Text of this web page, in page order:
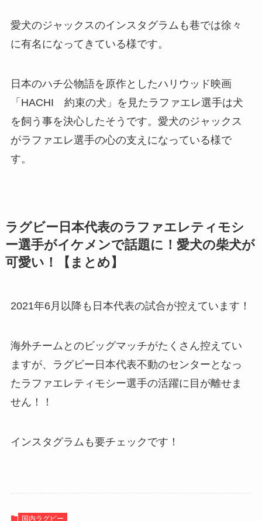
愛犬のジャックスのインスタグラムも巷では徐々
に有名になってきている様です。
日本のハチ公物語を原作としたハリウッド映画
「HACHI 約束の犬」を見たラファエレ選手は犬
を飼う事を決心したそうです。愛犬のジャックス
がラファエレ選手の心の支えになっている様で
す。
ラグビー日本代表のラファエレティモシ
ー選手がイケメンで話題に！愛犬の柴犬が
可愛い！【まとめ】
2021年6月以降も日本代表の試合が控えています！
海外チームとのビッグマッチがたくさん控えてい
ますが、ラグビー日本代表不動のセンターとなっ
たラファエレティモシー選手の活躍に目が離せま
せん！！
インスタグラムも要チェックです！
国内ラグビー